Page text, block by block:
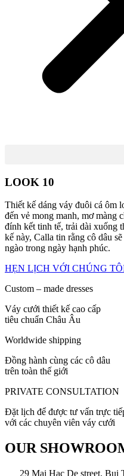
LOOK 10
Thiết kế dáng váy đuôi cá ôm
đến vẻ mong manh, mơ màng
đính kết tinh tế, trải dài xuống
kế này, Calla tin rằng cô dâu
ngào trong ngày hạnh phúc.
HẸN LỊCH VỚI CHÚNG
Custom – made dresses
Váy cưới thiết kế cao cấp
tiêu chuẩn Châu Âu
Worldwide shipping
Đồng hành cùng các cô dâu
trên toàn thế giới
PRIVATE CONSULTATION
Đặt lịch để được tư vấn trực
với các chuyên viên váy cưới
OUR
29 Mai Hac De street,